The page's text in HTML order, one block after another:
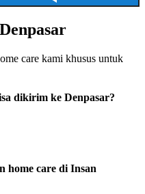
Denpasar
care kami khusus untuk
dikirim ke Denpasar?
home care di Insan